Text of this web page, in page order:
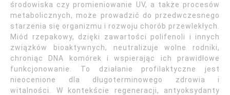
środowiska czy promieniowanie UV, a także procesów
metabolicznych, może prowadzić do przedwczesnego
starzenia się organizmu i rozwoju chorób przewlekłych.
Miód rzepakowy, dzięki zawartości polifenoli i innych
związków bioaktywnych, neutralizuje wolne rodniki,
chroniąc DNA komórek i wspierając ich prawidłowe
funkcjonowanie. To działanie profilaktyczne jest
nieocenione dla długoterminowego zdrowia i
witalności. W kontekście regeneracji, antyoksydanty